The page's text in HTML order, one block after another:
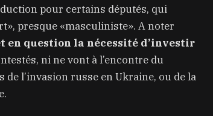
pour certains députés, qui
presque «masculiniste». A noter
en question la nécessité d’investir
ni ne vont à l’encontre du
l’invasion russe en Ukraine, ou de la